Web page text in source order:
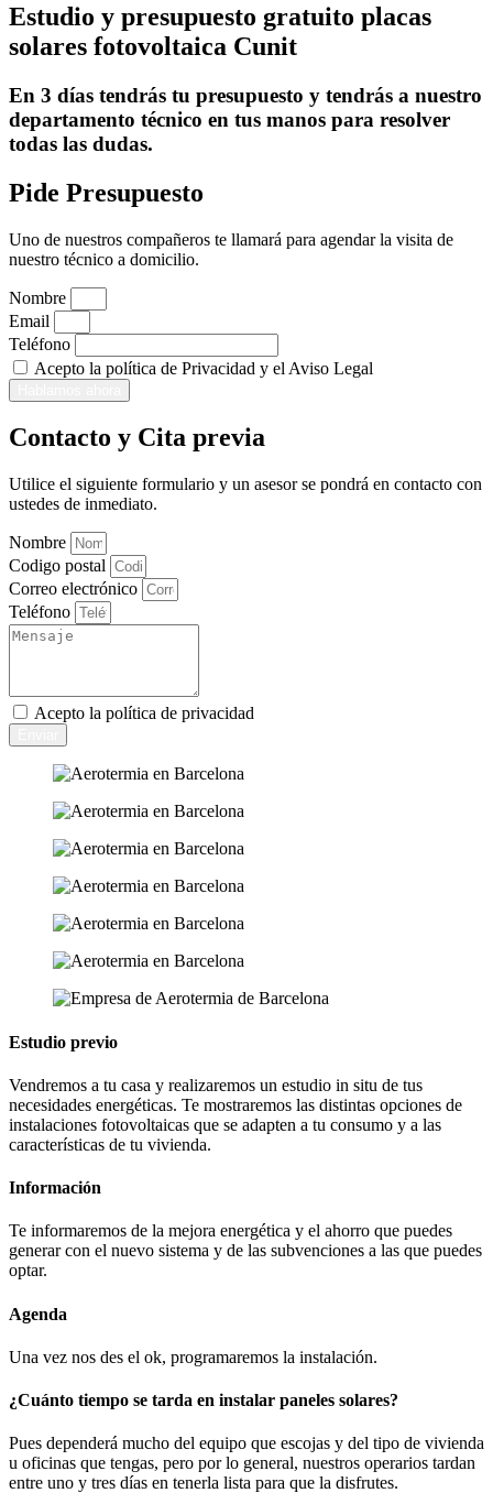
Estudio y presupuesto gratuito placas
solares fotovoltaica Cunit
En 3 días tendrás tu presupuesto y tendrás a nuestro
departamento técnico en tus manos para resolver
todas las dudas.
Pide Presupuesto
Uno de nuestros compañeros te llamará para agendar la visita de
nuestro técnico a domicilio.
Nombre
Email
Teléfono
Acepto la política de Privacidad y el Aviso Legal
Contacto y Cita previa
Utilice el siguiente formulario y un asesor se pondrá en contacto con
ustedes de inmediato.
Nombre
Codigo postal
Correo electrónico
Teléfono
Acepto la política de privacidad
Estudio previo
Vendremos a tu casa y realizaremos un estudio in situ de tus
necesidades energéticas. Te mostraremos las distintas opciones de
instalaciones fotovoltaicas que se adapten a tu consumo y a las
características de tu vivienda.
Información
Te informaremos de la mejora energética y el ahorro que puedes
generar con el nuevo sistema y de las subvenciones a las que puedes
optar.
Agenda
Una vez nos des el ok, programaremos la instalación.
¿Cuánto tiempo se tarda en instalar paneles solares?
Pues dependerá mucho del equipo que escojas y del tipo de vivienda
u oficinas que tengas, pero por lo general, nuestros operarios tardan
entre uno y tres días en tenerla lista para que la disfrutes.